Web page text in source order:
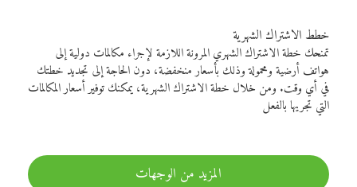
خطط الاشتراك الشهرية
تمنحك خطة الاشتراك الشهري المرونة اللازمة لإجراء مكالمات دولية إلى
هواتف أرضية ومحمولة وذلك بأسعار منخفضة، دون الحاجة إلى تجديد خطتك
في أي وقت. ومن خلال خطة الاشتراك الشهرية، يمكنك توفير أسعار المكالمات
التي تجريها بالفعل
المزيد من الوجهات